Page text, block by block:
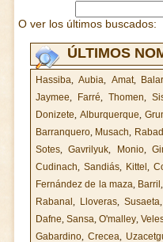
O ver los últimos buscados:
ÚLTIMOS
Hassiba,Aubia, Amat,
Jaymee, Farré, Thomen,
Donizete, Alburquerque,
Barranquero, Musach,
Sotes,Gavrilyuk, Monio,
Cudinach, Sandiás, Kittel ,
Fernández de la maza, Barril,
Rabanal , Lloveras, Susaeta,
Dafne, Sansa, O'malley,
Gabardino, Crecea,